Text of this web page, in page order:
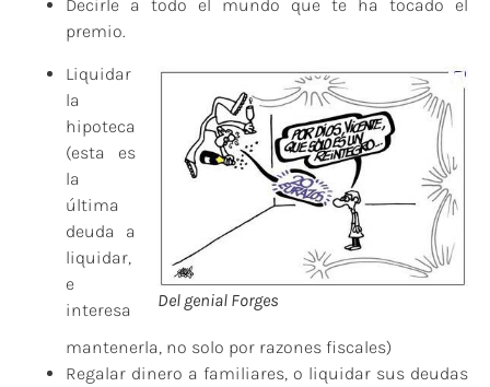
Decirle a todo el mundo que te ha tocado el
premio.
Del genial Forges
Liquidar
la
hipoteca
(esta es
la
última
deuda a
liquidar,
e
interesa
mantenerla, no solo por razones fiscales)
Regalar dinero a familiares, o liquidar sus deudas